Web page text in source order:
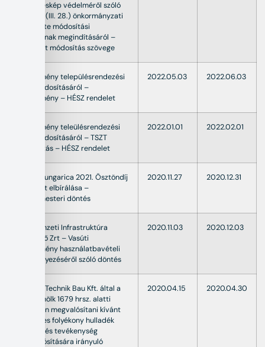
településkép védelméről szóló
4/2019. (III. 28.) önkormányzati
rendelete módosítási
eljárásának megindításáról –
Rendelet módosítás szövege
Hirdetmény településrendezési
terv módosításáról –
Hirdetmény – HÉSZ rendelet
2022.05.03 2022.06.03
Hirdetmény teleülésrendezési
terv módosításáról – TSZT
módosítás – HÉSZ rendelet
2022.01.01 2022.02.01
Bursa Hungarica 2021. Ösztöndíj
pályázat elbírálása –
Polgármesteri döntés
2020.11.27 2020.12.31
NIF Nemzeti Infrastruktúra
Fejlesztő Zrt – Vasúti
létesítmény használatbavételi
engedélyezéséről szóló döntés
2020.11.03 2020.12.03
A Glass Technik Bau Kft. által a
Celldömölk 1679 hrsz. alatti
területen megvalósítani kívánt
veszélyes folyékony hulladék
előkezelés tevékenység
megvalósítására irányuló
2020.04.15 2020.04.30